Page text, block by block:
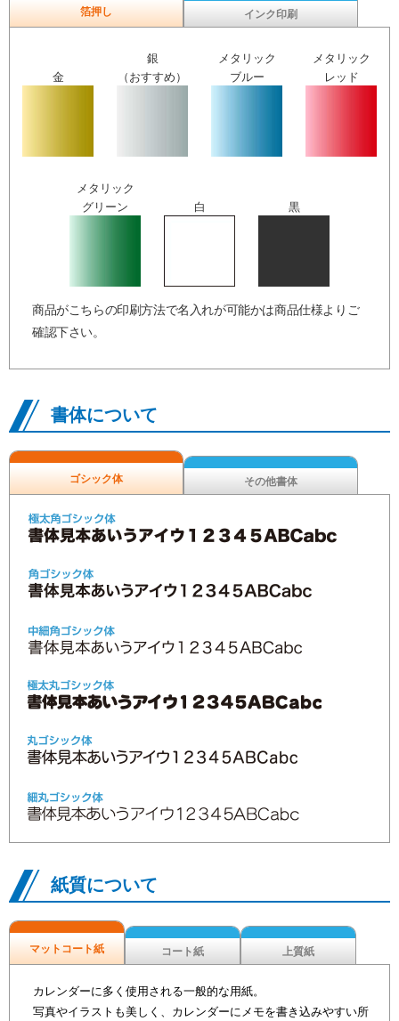
箔押し インク印刷
金
銀
（おすすめ）
メタリック
ブルー
メタリック
レッド
メタリック
グリーン
白 黒
商品がこちらの印刷方法で名入れが可能かは商品仕様よりご
確認下さい。
書体について
ゴシック体 その他書体
紙質について
マットコート紙 コート紙 上質紙
カレンダーに多く使用される一般的な用紙。
写真やイラストも美しく、カレンダーにメモを書き込みやすい所